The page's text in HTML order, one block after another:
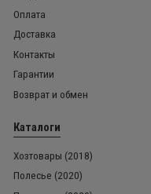
Оплата
Доставка
Контакты
Гарантии
Возврат и обмен
Каталоги
Хозтовары (2018)
Полесье (2020)